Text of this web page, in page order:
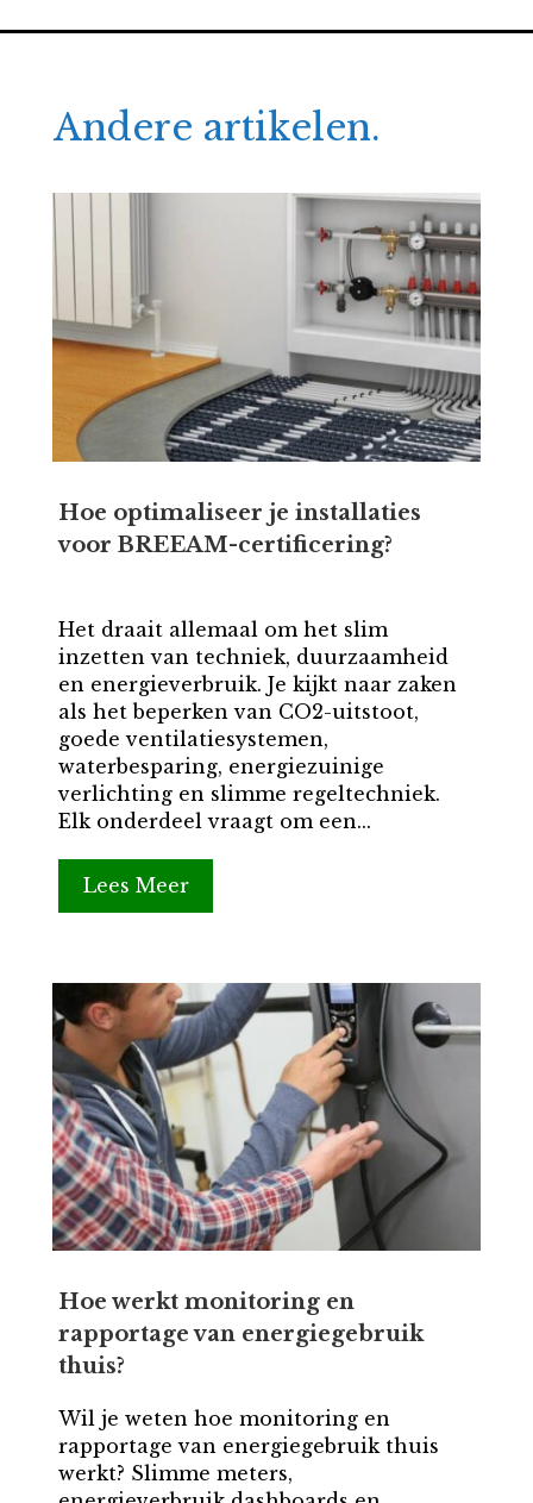
Andere artikelen.
Hoe optimaliseer je installaties
voor BREEAM-certificering?
Het draait allemaal om het slim
inzetten van techniek, duurzaamheid
en energieverbruik. Je kijkt naar zaken
als het beperken van CO2-uitstoot,
goede ventilatiesystemen,
waterbesparing, energiezuinige
verlichting en slimme regeltechniek.
Elk onderdeel vraagt om een...
Lees Meer
Hoe werkt monitoring en
rapportage van energiegebruik
thuis?
Wil je weten hoe monitoring en
rapportage van energiegebruik thuis
werkt? Slimme meters,